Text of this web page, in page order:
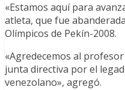
«Estamos aquí para
atleta, que fue
Olímpicos de Pekín-2008.
«Agredecemos al
junta directiva por el
venezolano», agregó.